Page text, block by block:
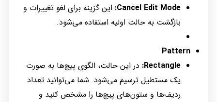
Cancel Edit Mode: این گزینه برای لغو تغییرات و
بازگشت به حالت اولیه استفاده می‌شود.
Pattern
Rectangle: در این حالت، الگوی پیچ‌ها به صورت
یک مستطیل ترسیم می‌شود. شما می‌توانید تعداد
ردیف‌ها و ستون‌های پیچ‌ها را مشخص کنید و